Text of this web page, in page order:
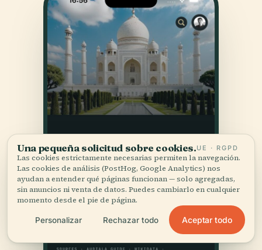
Una pequeña solicitud sobre cookies.UE · RGPD
Las cookies estrictamente necesarias permiten la navegación.
Las cookies de análisis (PostHog, Google Analytics) nos
ayudan a entender qué páginas funcionan — solo agregadas,
sin anuncios ni venta de datos. Puedes cambiarlo en cualquier
momento desde el pie de página.
Personalizar Rechazar todo Aceptar todo